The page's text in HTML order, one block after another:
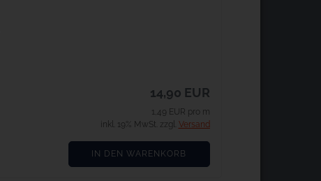
14,90 EUR
1,49 EUR pro m
inkl. 19% MwSt. zzgl. Versand
IN DEN WARENKORB